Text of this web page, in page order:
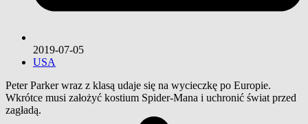
2019-07-05
USA
Peter Parker wraz z klasą udaje się na wycieczkę po Europie.
Wkrótce musi założyć kostium Spider-Mana i uchronić świat przed
zagładą.